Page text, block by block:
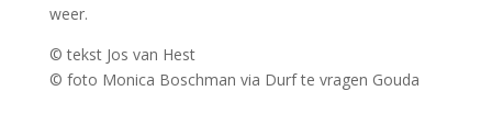
weer.
© tekst Jos van Hest
© foto Monica Boschman via Durf te vragen Gouda